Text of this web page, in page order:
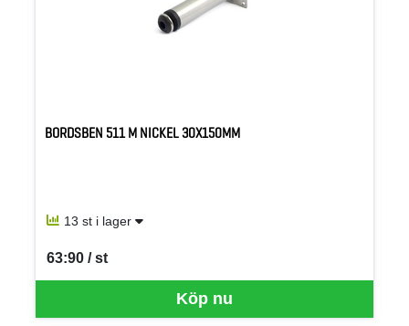
BORDSBEN 511 M NICKEL 30X150MM
13 st i lager
Köp nu
63:90 / st
SEK per ST